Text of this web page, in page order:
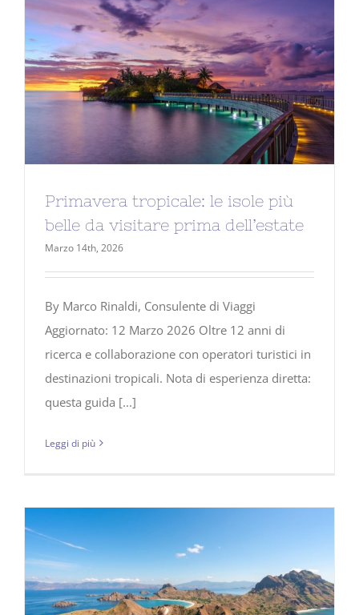
Primavera tropicale: le isole più
belle da visitare prima dell’estate
Marzo 14th, 2026
By Marco Rinaldi, Consulente di Viaggi
Aggiornato: 12 Marzo 2026 Oltre 12 anni di
ricerca e collaborazione con operatori turistici in
destinazioni tropicali. Nota di esperienza diretta:
questa guida [...]
Leggi di più